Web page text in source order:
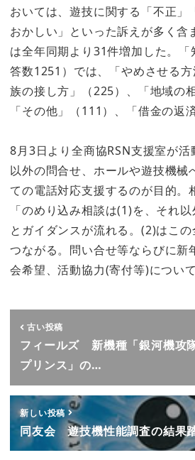
おいては、遊技に関する「不正
おかしい」といった訴えが多く含
は全年同期より31件増加した。「
答数1251）では、「やめさせる
族の接し方」（225）、「地域の
「その他」（111）、「借金の返
8月3日より全商協RSN支援室が
以外の問合せ、ホールや遊技機械
ての電話対応支援するのが目的。
「のめり込み相談は(1)を、それ
とガイダンスが流れる。(2)はこ
つながる。問い合せ等ならびに新
会希望、活動協力(寄付等)について
古い投稿
フィールズ 新機種「銀河機攻
プリンス」の…
新しい投稿
同友会 遊技機性能調査の結果